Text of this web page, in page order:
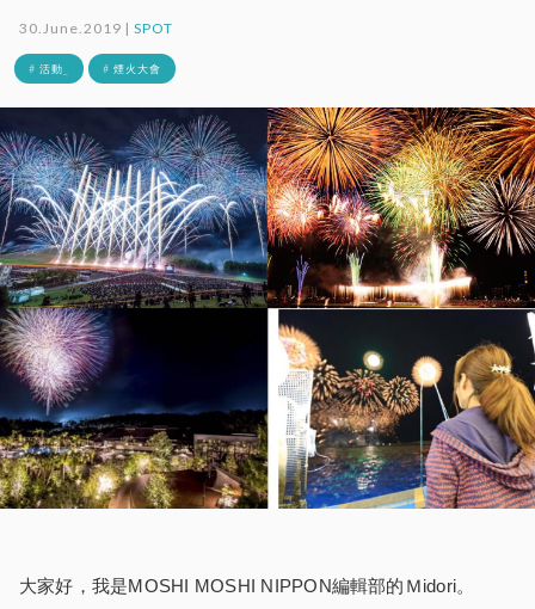
30.June.2019 |SPOT
# 活動_ # 煙火大會
大家好，我是MOSHI MOSHI NIPPON編輯部的Ｍidori。